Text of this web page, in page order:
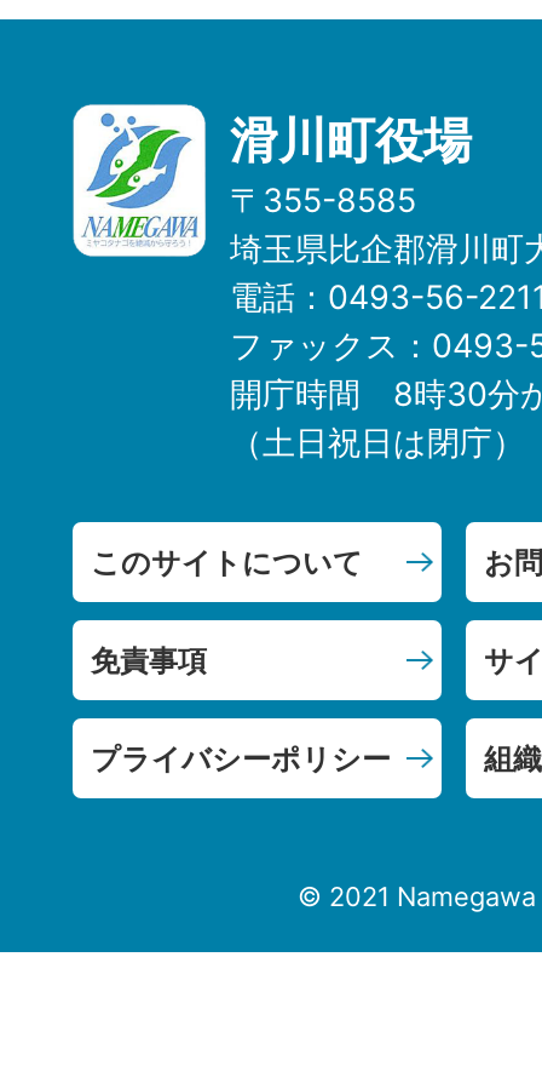
滑川町役場
〒355-8585
埼玉県比企郡滑川町
電話：0493-56-
ファックス：
開庁時間 8時30分
（土日祝日は閉庁）
このサイトについて お
免責事項 サ
プライバシーポリシー 組
© 2021 Namegawa